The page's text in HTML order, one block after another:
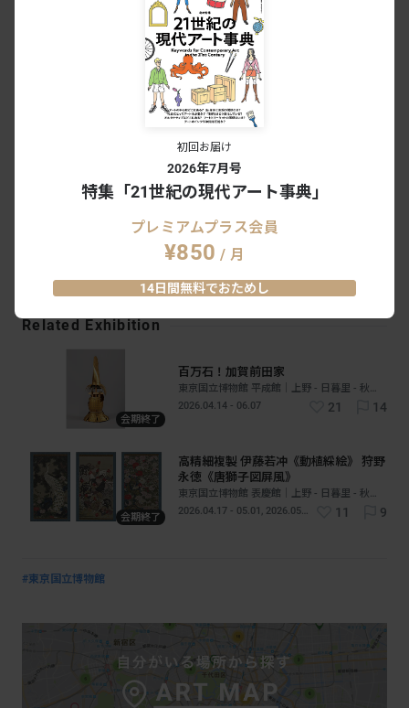
世界初公開。若冲の新発見絵巻《果蔬
図巻》とは何か？
NEWS
「長谷雄草紙」をはじめとする永青文
庫の絵巻コレクションが一挙公開。豪
NEWS
《鳥獣戯画》4巻全場面を展示。東博で
NEWS
Related Exhibition
会期終了
百万石！加賀前田家
東京国立博物館 平成館｜上野 - 日暮里 - 秋葉原｜東京
2026.04.14 - 06.07
21 14
会期終了
高精細複製 伊藤若冲《動植綵絵》 狩野
永徳《唐獅子図屏風》
東京国立博物館 表慶館｜上野 - 日暮里 - 秋葉原｜東京
2026.04.17 - 05.01, 2026.05.02 - 05.17
11 9
#東京国立博物館
初回お届け
2026年7月号
特集「21世紀の現代アート事典」
プレミアムプラス会員
¥850 / 月
14日間無料でおためし